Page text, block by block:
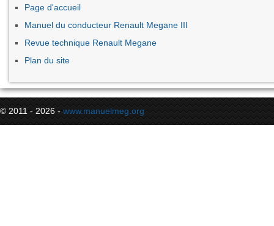
Page d'accueil
Manuel du conducteur Renault Megane III
Revue technique Renault Megane
Plan du site
© 2011 - 2026 - www.manuelmeg.org